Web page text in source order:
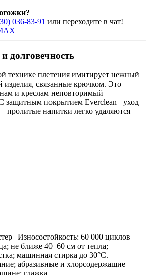
036-83-91 или переходите в чат!
долговечность
технике плетения имитирует нежный
связанные крючком. Это
и креслам неповторимый
защитным покрытием Everclean+ уход
пролитые напитки легко удаляются
| Износостойкость: 60 000 циклов
не ближе 40–60 см от тепла;
машинная стирка до 30°C.
абразивные и хлорсодержащие